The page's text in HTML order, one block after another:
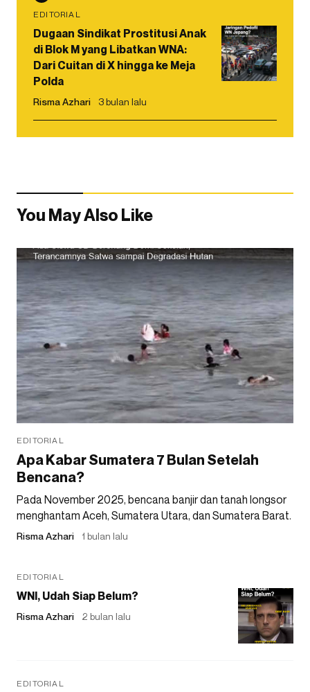
EDITORIAL
Dugaan Sindikat Prostitusi Anak
di Blok M yang Libatkan WNA:
Dari Cuitan di X hingga ke Meja
Polda
Risma Azhari 3 bulan lalu
You May Also Like
EDITORIAL
Apa Kabar Sumatera 7 Bulan Setelah
Bencana?
Pada November 2025, bencana banjir dan tanah longsor
menghantam Aceh, Sumatera Utara, dan Sumatera Barat.
Risma Azhari 1 bulan lalu
EDITORIAL
WNI, Udah Siap Belum?
Risma Azhari 2 bulan lalu
EDITORIAL